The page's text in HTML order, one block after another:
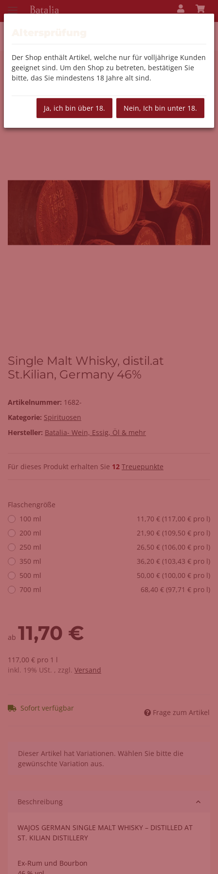
Zurück zur Liste Spirituosen
Single Malt Whisky, distil.at
St.Kilian, Germany 46%
Artikelnummer: 1682-
Kategorie: Spirituosen
Hersteller: Batalia- Wein, Essig, Öl & mehr
Für dieses Produkt erhalten Sie 12 Treuepunkte
Flaschengröße
100 ml
11,70 € (117,00 € pro l)
200 ml
21,90 € (109,50 € pro l)
250 ml
26,50 € (106,00 € pro l)
350 ml
36,20 € (103,43 € pro l)
500 ml
50,00 € (100,00 € pro l)
700 ml
68,40 € (97,71 € pro l)
ab 11,70 €
117,00 € pro 1 l
inkl. 19% USt. , zzgl. Versand
Sofort verfügbar Frage zum Artikel
x
Dieser Artikel hat Variationen. Wählen Sie bitte die
gewünschte Variation aus.
Beschreibung
WAJOS GERMAN SINGLE MALT WHISKY – DISTILLED AT
ST. KILIAN DISTILLERY
Ex-Rum und Bourbon
Der Shop enthält Artikel, welche nur für volljährige Kunden
geeignet sind. Um den Shop zu betreten, bestätigen Sie
bitte, das Sie mindestens 18 Jahre alt sind.
Ja, ich bin über 18. Nein, Ich bin unter 18.